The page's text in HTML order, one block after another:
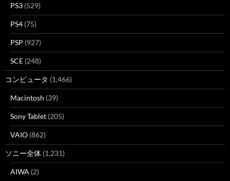
PS3 (529)
PS4 (75)
PSP (927)
SCE (248)
コンピュータ (1,466)
Macintosh (39)
Sony Tablet (205)
VAIO (862)
ソニー全体 (1,231)
AIWA (2)